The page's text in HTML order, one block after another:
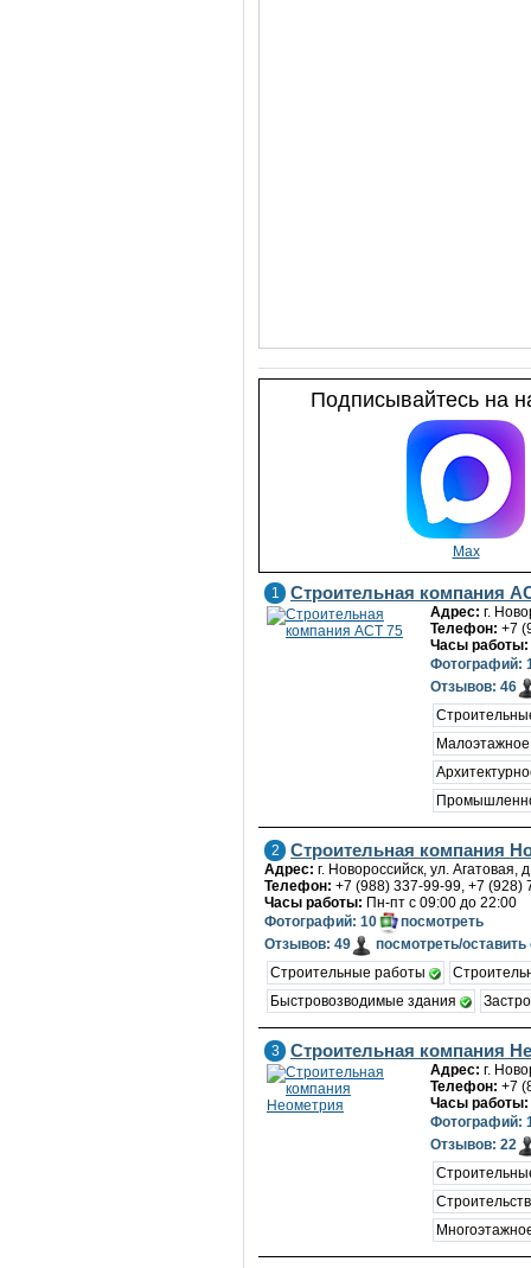
Подписывайтесь на
Max
1 Строительная компания
Адрес: г.
Телефон: +7
Часы работы:
Фотографий:
Отзывов: 46
2 Строительная компания
Адрес: г. Новороссийск, ул. Агатовая,
Телефон: +7 (988) 337-99-99, +7 (928)
Часы работы: Пн-пт с 09:00 до 22:00
Фотографий: 10
посмотреть
Отзывов: 49
посмотреть/оставить
Строительные работы
Быстровозводимые здания
3 Строительная компания
Адрес: г.
Телефон: +7
Часы работы:
Фотографий:
Отзывов: 22